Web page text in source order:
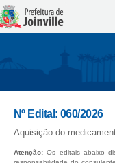
Nº Edital: 060/2026
Aquisição do
Atenção: Os editais abaixo